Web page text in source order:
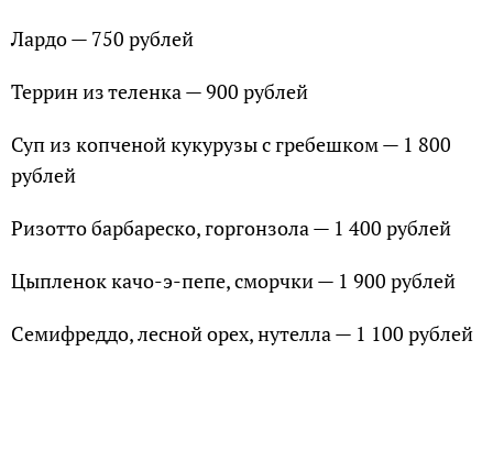
Лардо — 750 рублей
Террин из теленка — 900 рублей
Суп из копченой кукурузы с гребешком — 1 800
рублей
Ризотто барбареско, горгонзола — 1 400 рублей
Цыпленок качо-э-пепе, сморчки — 1 900 рублей
Семифреддо, лесной орех, нутелла — 1 100 рублей